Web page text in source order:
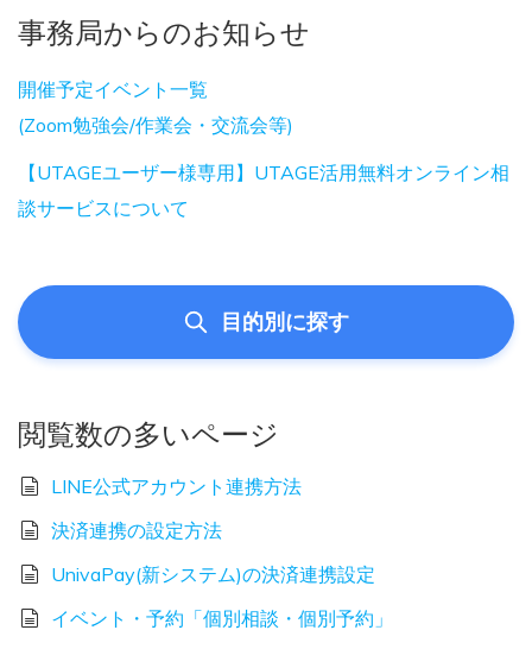
事務局からのお知らせ
開催予定イベント一覧
(Zoom勉強会/作業会・交流会等)
【UTAGEユーザー様専用】UTAGE活用無料オンライン相
談サービスについて
目的別に探す
閲覧数の多いページ
LINE公式アカウント連携方法
決済連携の設定方法
UnivaPay(新システム)の決済連携設定
イベント・予約「個別相談・個別予約」